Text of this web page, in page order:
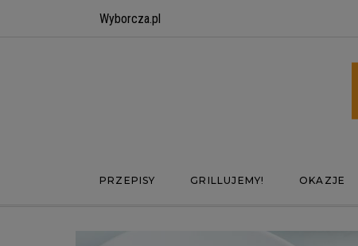
Wyborcza.pl
PRZEPISY GRILLUJEMY! OKAZJE